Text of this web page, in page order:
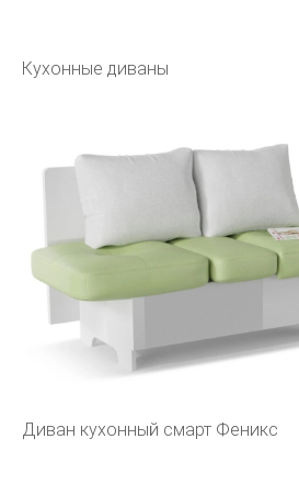
Кухонные диваны
Диван кухонный смарт Феникс